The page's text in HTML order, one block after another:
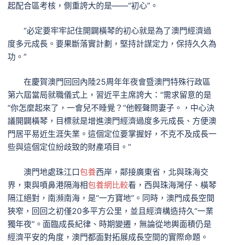
起配合區考核，側重誇大的是——“初心”。
“必定要牢牢記住開闢橫琴的初心就是為了澳門經濟過
度多元成長。要果斷落實計劃，堅持計謀定力，保持久久為
功。”
在慶賀澳門回回內陸25周年年夜會暨澳門特殊行政區
第六屆當局就職儀式上，習近平主席誇大：“需求留意的是
“你怎麼起來了，一會兒不睡覺？”他輕聲問妻子。，中心決
議開闢橫琴，目標就是增進澳門經濟過度多元成長、方便澳
門居平易近生涯失業。這個定位要掌握好，不克不及成長一
些與這個定位紛歧致的財產項目。”
澳門地處珠江口包養西岸，鄰接廣東省，北與珠海交
界，東與噴鼻港隔海相包養網比較看，西與珠海灣仔、橫琴
隔江絕對，南瀕南海，是“一方寶地”。同時，澳門成長空間
狹窄，回回之初僅20多平方公里，並且經濟構造持久“一業
獨年夜”。面臨成長紀律、時期變遷，無論從地輿面積仍是
經濟平安的角度，澳門都面對拓展成長空間的實際命題。